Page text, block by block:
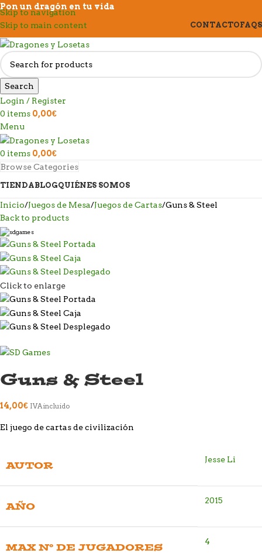
Skip to navigation
Skip to main content
Pon un dragón en tu vida
CONTACTOFAQS
Search
Login / Register
0 items 0,00€
Menu
0 items 0,00€
Browse Categories
TIENDABLOGQUIÉNES SOMOS
Inicio Juegos de Mesa Juegos de Cartas Guns & Steel
Back to products
Click to enlarge
Guns & Steel
14,00€ IVA incluido
El juego de cartas de civilización
AUTOR Jesse Li
AÑO 2015
MAX Nº DE JUGADORES 4